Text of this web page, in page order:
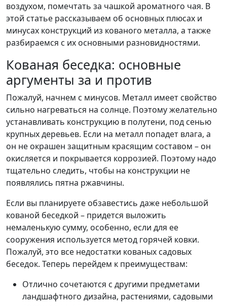
воздухом, помечтать за чашкой ароматного чая. В
этой статье рассказываем об основных плюсах и
минусах конструкций из кованого металла, а также
разбираемся с их основными разновидностями.
Кованая беседка: основные
аргументы за и против
Пожалуй, начнем с минусов. Металл имеет свойство
сильно нагреваться на солнце. Поэтому желательно
устанавливать конструкцию в полутени, под сенью
крупных деревьев. Если на металл попадет влага, а
он не окрашен защитным красящим составом – он
окисляется и покрывается коррозией. Поэтому надо
тщательно следить, чтобы на конструкции не
появлялись пятна ржавчины.
Если вы планируете обзавестись даже небольшой
кованой беседкой – придется выложить
немаленькую сумму, особенно, если для ее
сооружения используется метод горячей ковки.
Пожалуй, это все недостатки кованых садовых
беседок. Теперь перейдем к преимуществам:
Отлично сочетаются с другими предметами
ландшафтного дизайна, растениями, садовыми